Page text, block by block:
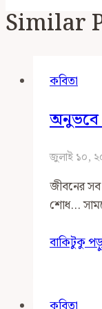
Similar
কবিতা
অনুভবে
জুলাই ১০,
জীবনের
শোধ…
বাকিটুকু